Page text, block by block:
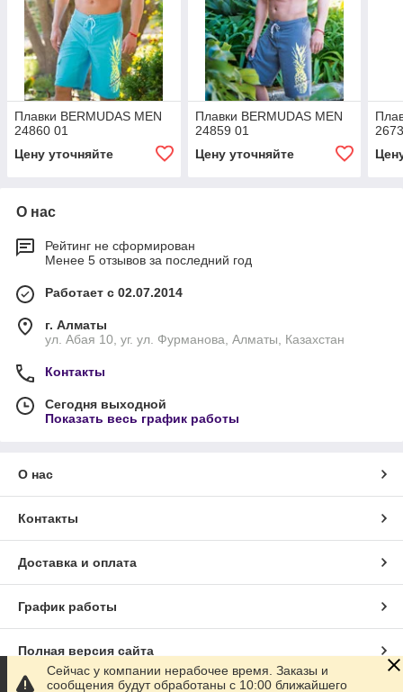
Плавки BERMUDAS MEN
24860 01
Цену уточняйте
Плавки BERMUDAS MEN
24859 01
Цену уточняйте
О нас
Рейтинг не сформирован
Менее 5 отзывов за последний год
Работает с 02.07.2014
г. Алматы
ул. Абая 10, уг. ул. Фурманова, Алматы, Казахстан
Контакты
Сегодня выходной
Показать весь график работы
О нас
Контакты
Доставка и оплата
График работы
Полная версия сайта
Сейчас у компании нерабочее время. Заказы и
сообщения будут обработаны с 10:00 ближайшего